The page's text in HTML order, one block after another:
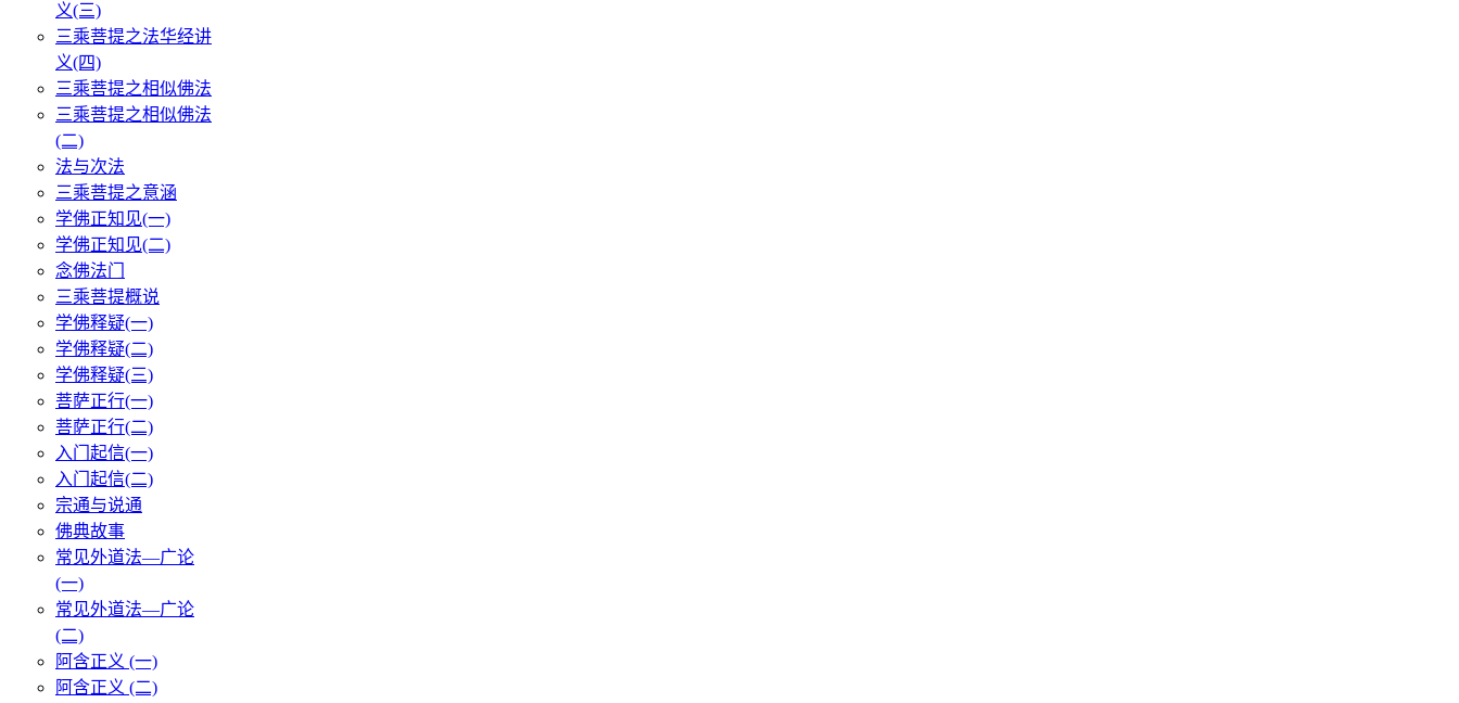
义(三)
三乘菩提之法华经讲
义(四)
三乘菩提之相似佛法
三乘菩提之相似佛法
(二)
法与次法
三乘菩提之意涵
学佛正知见(一)
学佛正知见(二)
念佛法门
三乘菩提概说
学佛释疑(一)
学佛释疑(二)
学佛释疑(三)
菩萨正行(一)
菩萨正行(二)
入门起信(一)
入门起信(二)
宗通与说通
佛典故事
常见外道法—广论
(一)
常见外道法—广论
(二)
阿含正义 (一)
阿含正义 (二)